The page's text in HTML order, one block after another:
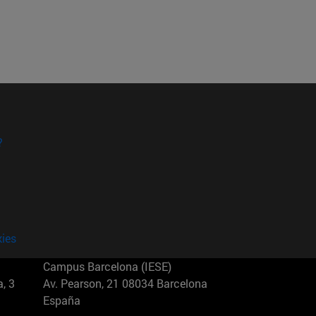
3
Campus Barcelona (IESE)
Av. Pearson, 21 08034 Barcelona
España